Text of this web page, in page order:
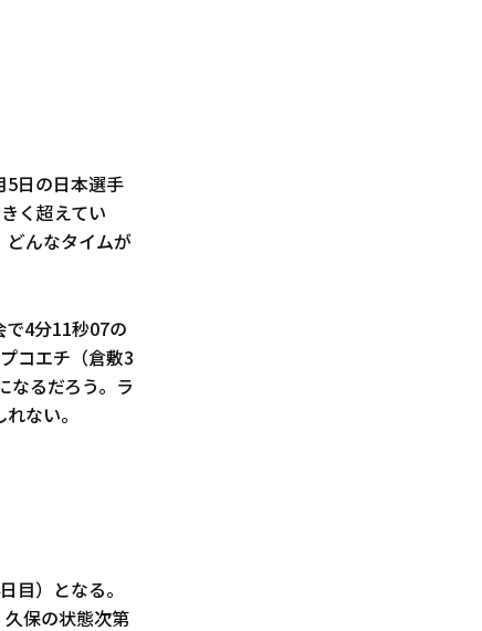
5日の日本選手
く超えてい
どんなタイムが
で4分11秒07の
コエチ（倉敷3
なるだろう。ラ
ない。
目）となる。
保の状態次第